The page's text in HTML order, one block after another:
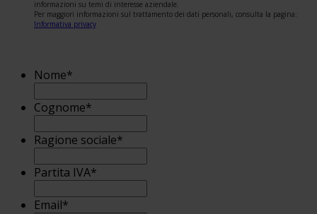
informazioni su temi di interesse aziendale.
Per maggiori informazioni sul trattamento dei dati personali, consulta la pagina:
Informativa privacy
Nome*
Cognome*
Ragione sociale*
Partita IVA*
Email*